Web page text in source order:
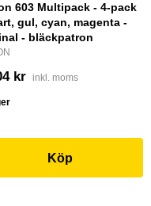
603 Multipack - 4-pack
gul, cyan, magenta -
- bläckpatron
kr inkl. moms
Köp